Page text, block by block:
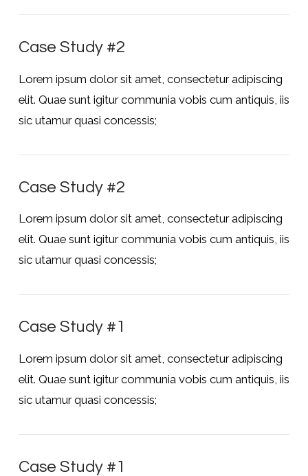
Case Study #2
Lorem ipsum dolor sit amet, consectetur adipiscing
elit. Quae sunt igitur communia vobis cum antiquis, iis
sic utamur quasi concessis;
Case Study #2
Lorem ipsum dolor sit amet, consectetur adipiscing
elit. Quae sunt igitur communia vobis cum antiquis, iis
sic utamur quasi concessis;
Case Study #1
Lorem ipsum dolor sit amet, consectetur adipiscing
elit. Quae sunt igitur communia vobis cum antiquis, iis
sic utamur quasi concessis;
Case Study #1